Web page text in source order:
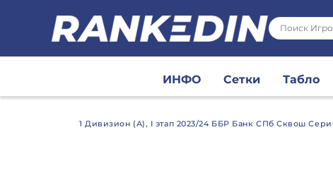
ИНФО Сетки Табло
1 Дивизион (А), I этап 2023/24 ББР Банк СПб Сквош